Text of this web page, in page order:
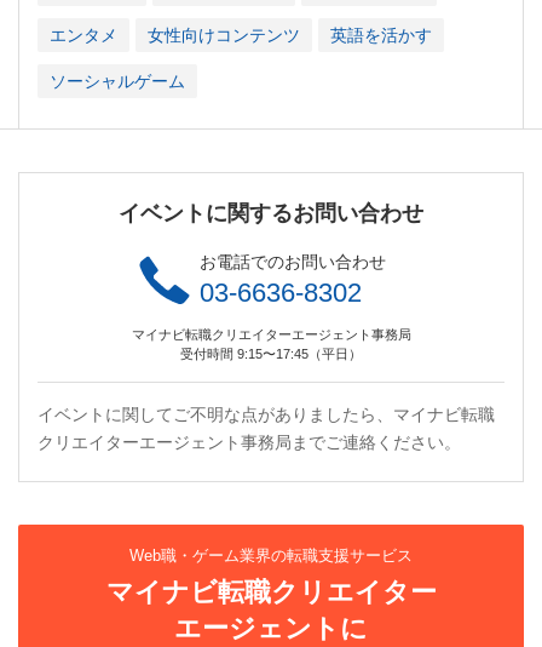
エンタメ 女性向けコンテンツ 英語を活かす
ソーシャルゲーム
イベントに関するお問い合わせ
お電話でのお問い合わせ
03-6636-8302
マイナビ転職クリエイターエージェント事務局
受付時間 9:15〜17:45（平日）
イベントに関してご不明な点がありましたら、マイナビ転職
クリエイターエージェント事務局までご連絡ください。
Web職・ゲーム業界の転職支援サービス
マイナビ転職クリエイター
エージェントに